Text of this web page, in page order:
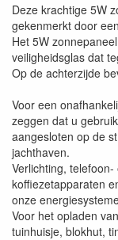
Deze krachtige 5W
gekenmerkt door
Het 5W
veiligheidsglas dat
Op de achterzijde
Voor een
zeggen dat u
aangesloten op de
jachthaven.
Verlichting,
koffiezetapparaten
onze
Voor het opladen
tuinhuisje, blokhut,